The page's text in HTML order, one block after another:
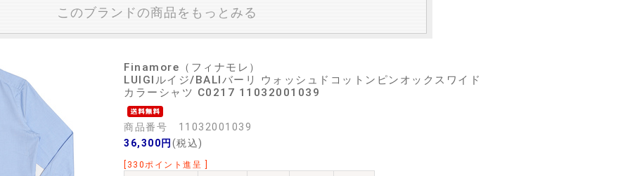
このブランドの商品をもっとみる
Finamore（フィナモレ）
LUIGIルイジ/BALIバーリ ウォッシュドコットンピンオックスワイド
カラーシャツ C0217 11032001039
商品番号 11032001039
36,300円 (税込)
[330ポイント進呈 ]